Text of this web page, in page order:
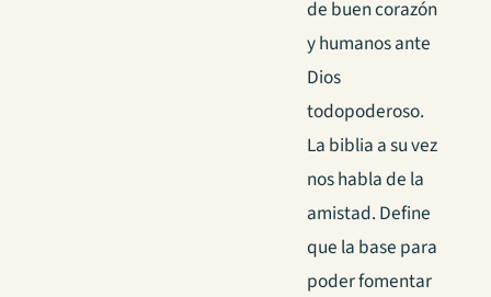
de buen corazón
y humanos ante
Dios
todopoderoso.
La biblia a su vez
nos habla de la
amistad. Define
que la base para
poder fomentar